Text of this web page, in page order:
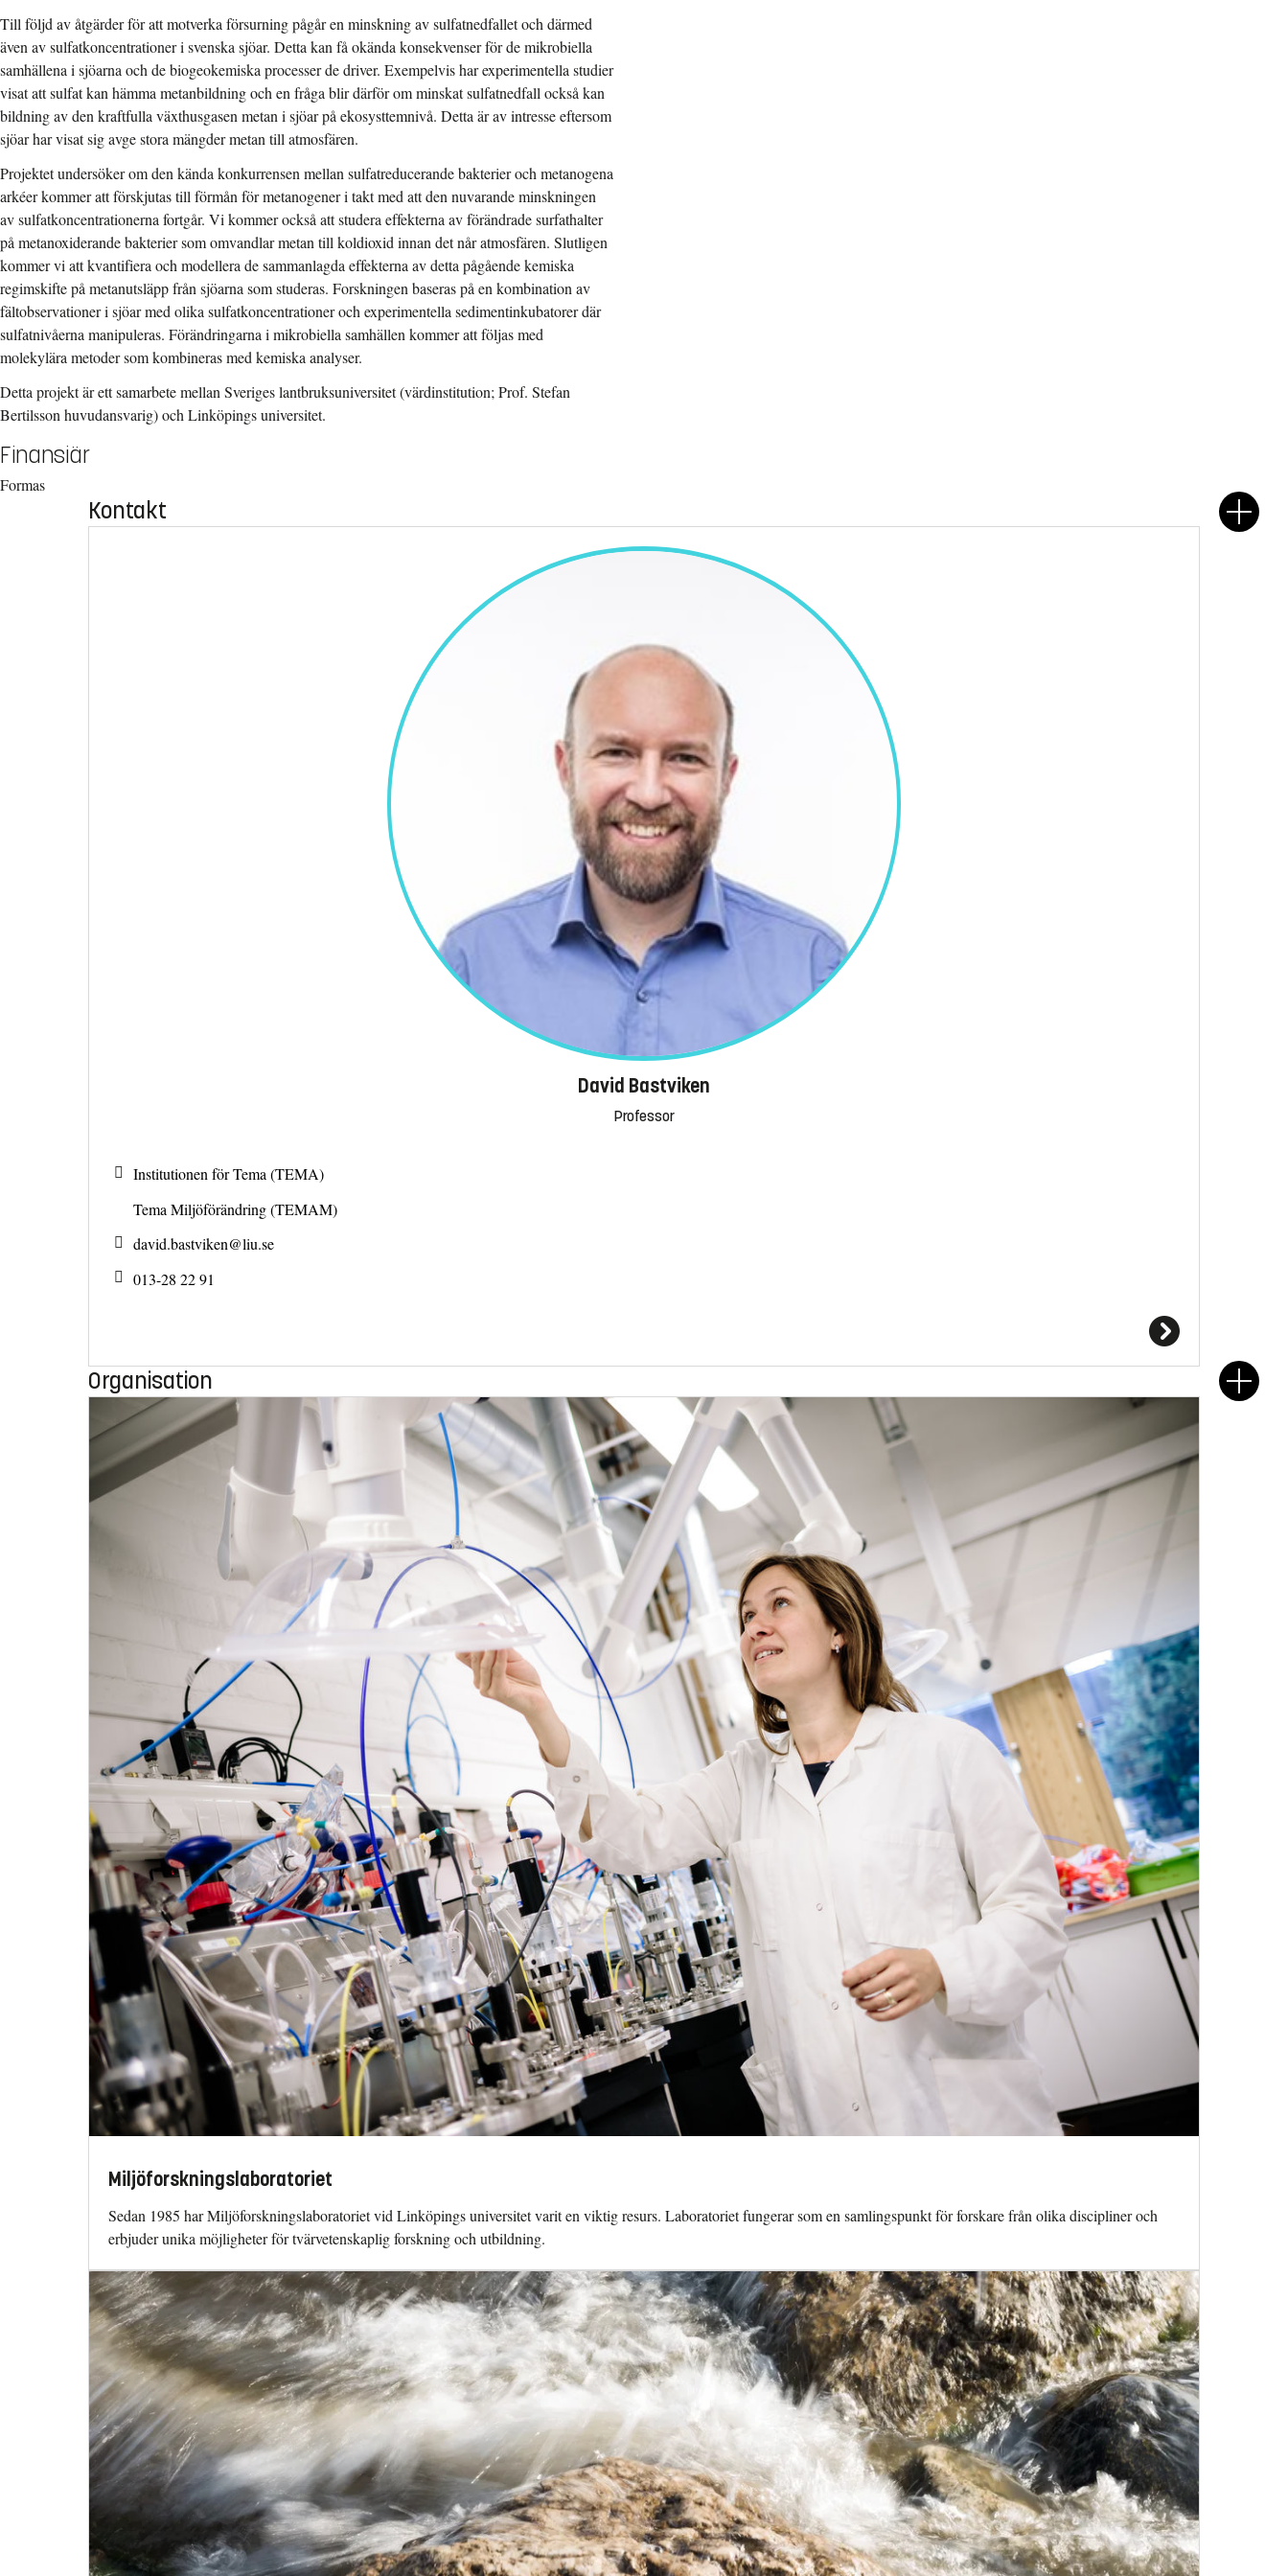
Till följd av åtgärder för att motverka försurning pågår en minskning av sulfatnedfallet och därmed
även av sulfatkoncentrationer i svenska sjöar. Detta kan få okända konsekvenser för de mikrobiella
samhällena i sjöarna och de biogeokemiska processer de driver. Exempelvis har experimentella studier
visat att sulfat kan hämma metanbildning och en fråga blir därför om minskat sulfatnedfall också kan
bildning av den kraftfulla växthusgasen metan i sjöar på ekosysttemnivå. Detta är av intresse eftersom
sjöar har visat sig avge stora mängder metan till atmosfären.
Projektet undersöker om den kända konkurrensen mellan sulfatreducerande bakterier och metanogena
arkéer kommer att förskjutas till förmån för metanogener i takt med att den nuvarande minskningen
av sulfatkoncentrationerna fortgår. Vi kommer också att studera effekterna av förändrade surfathalter
på metanoxiderande bakterier som omvandlar metan till koldioxid innan det når atmosfären. Slutligen
kommer vi att kvantifiera och modellera de sammanlagda effekterna av detta pågående kemiska
regimskifte på metanutsläpp från sjöarna som studeras. Forskningen baseras på en kombination av
fältobservationer i sjöar med olika sulfatkoncentrationer och experimentella sedimentinkubatorer där
sulfatnivåerna manipuleras. Förändringarna i mikrobiella samhällen kommer att följas med
molekylära metoder som kombineras med kemiska analyser.
Detta projekt är ett samarbete mellan Sveriges lantbruksuniversitet (värdinstitution; Prof. Stefan
Bertilsson huvudansvarig) och Linköpings universitet.
Finansiär
Formas
Kontakt
David Bastviken
Professor
Institutionen för Tema (TEMA)
Tema Miljöförändring (TEMAM)
david.bastviken@liu.se
013-28 22 91
Organisation
Miljöforskningslaboratoriet
Sedan 1985 har Miljöforskningslaboratoriet vid Linköpings universitet varit en viktig resurs. Laboratoriet fungerar som en samlingspunkt för forskare från olika discipliner och
erbjuder unika möjligheter för tvärvetenskaplig forskning och utbildning.